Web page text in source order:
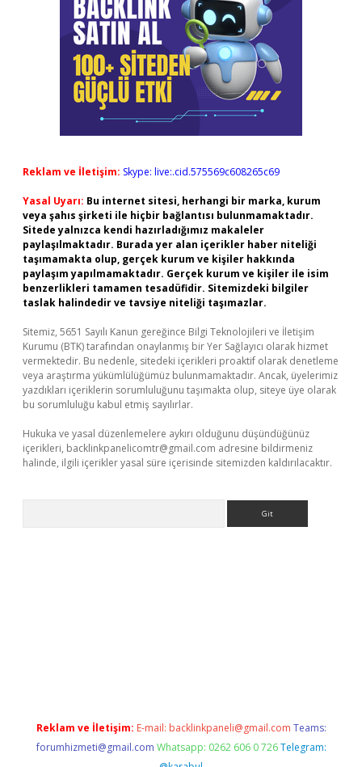
Reklam ve İletişim: Skype: live:.cid.575569c608265c69
Yasal Uyarı: Bu internet sitesi, herhangi bir marka, kurum
veya şahıs şirketi ile hiçbir bağlantısı bulunmamaktadır.
Sitede yalnızca kendi hazırladığımız makaleler
paylaşılmaktadır. Burada yer alan içerikler haber niteliği
taşımamakta olup, gerçek kurum ve kişiler hakkında
paylaşım yapılmamaktadır. Gerçek kurum ve kişiler ile isim
benzerlikleri tamamen tesadüfidir. Sitemizdeki bilgiler
taslak halindedir ve tavsiye niteliği taşımazlar.
Sitemiz, 5651 Sayılı Kanun gereğince Bilgi Teknolojileri ve İletişim
Kurumu (BTK) tarafından onaylanmış bir Yer Sağlayıcı olarak hizmet
vermektedir. Bu nedenle, sitedeki içerikleri proaktif olarak denetleme
veya araştırma yükümlülüğümüz bulunmamaktadır. Ancak, üyelerimiz
yazdıkları içeriklerin sorumluluğunu taşımakta olup, siteye üye olarak
bu sorumluluğu kabul etmiş sayılırlar.
Hukuka ve yasal düzenlemelere aykırı olduğunu düşündüğünüz
içerikleri, backlinkpanelicomtr@gmail.com adresine bildirmeniz
halinde, ilgili içerikler yasal süre içerisinde sitemizden kaldırılacaktır.
Reklam ve İletişim: E-mail: backlinkpaneli@gmail.com Teams:
forumhizmeti@gmail.com Whatsapp: 0262 606 0 726 Telegram: